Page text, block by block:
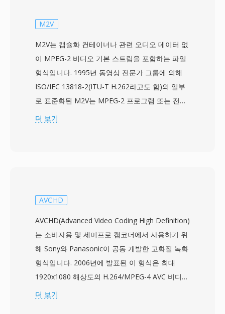
M2V
M2V는 캡슐화 컨테이너나 관련 오디오 데이터 없
이 MPEG-2 비디오 기본 스트림을 포함하는 파일
형식입니다. 1995년 동영상 전문가 그룹에 의해
ISO/IEC 13818-2(ITU-T H.262라고도 함)의 일부
로 표준화된 M2V는 MPEG-2 프로그램 또는 전송
스트림 내에서 나타나는 것과 동일한 원시 압축 비
은 표준 화질부터 1920x1080 HD까지의 해상도에
지원하며, 비트레이트는 소비자 콘텐츠의 경우 일
반적으로 2~15Mbps, 전문 용도에서는 최대
80Mbps에 이릅니다. 인트라 코딩 프레임과 예측
프레임을 함께 사용하여 압축 효율과 랜덤 액세스
기능 간의 효과적인 균형을 제공합니다. M2V는 비
디오만 포함하고 오디오나 동기화 정보가 없으므
더 보기
AVCHD
AVCHD(Advanced Video Coding High Definition)
는 소비자용 및 세미프로 캠코더에서 사용하기 위
해 Sony와 Panasonic이 공동 개발한 고화질 녹화
형식입니다. 2006년에 발표된 이 형식은 최대
1920x1080 해상도의 H.264/MPEG-4 AVC 비디오
와 Dolby Digital 또는 비압축 LPCM 오디오를
더 보기